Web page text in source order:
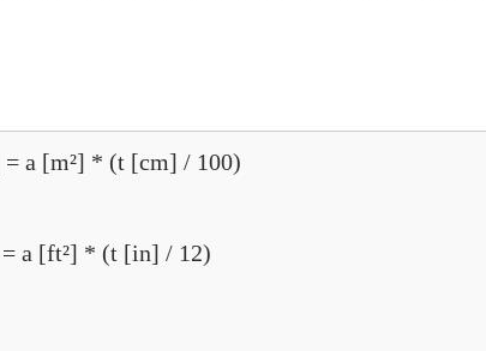
= a [m²] * (t [cm] / 100)
= a [ft²] * (t [in] / 12)